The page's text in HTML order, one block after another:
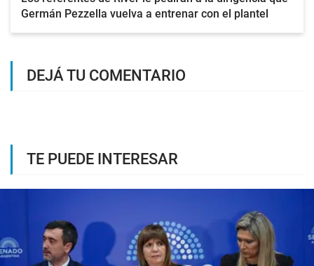
Germán Pezzella vuelva a entrenar con el plantel
DEJÁ TU COMENTARIO
TE PUEDE INTERESAR